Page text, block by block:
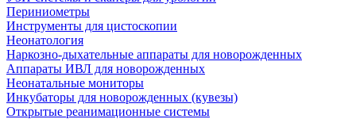
Периниометры
Инструменты для цистоскопии
Неонатология
Наркозно-дыхательные аппараты для новорожденных
Аппараты ИВЛ для новорожденных
Неонатальные мониторы
Инкубаторы для новорожденных (кувезы)
Открытые реанимационные системы